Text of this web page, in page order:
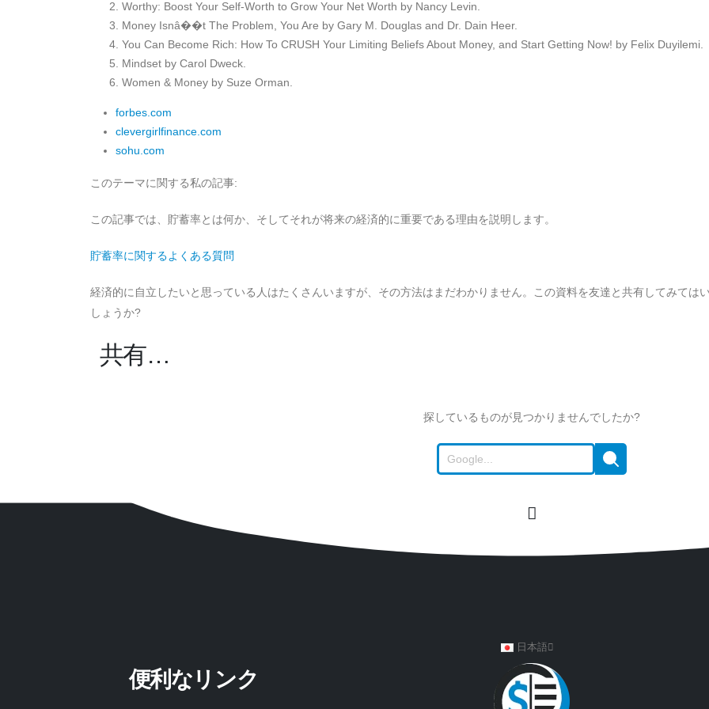
Worthy: Boost Your Self-Worth to Grow Your Net Worth by Nancy Levin.
Money Isnâ��t The Problem, You Are by Gary M. Douglas and Dr. Dain Heer.
You Can Become Rich: How To CRUSH Your Limiting Beliefs About Money, and Start Getting Now! by Felix Duyilemi.
Mindset by Carol Dweck.
Women & Money by Suze Orman.
forbes.com
clevergirlfinance.com
sohu.com
このテーマに関する私の記事:
この記事では、貯蓄率とは何か、そしてそれが将来の経済的に重要である理由を説明します。
貯蓄率に関するよくある質問
経済的に自立したいと思っている人はたくさんいますが、その方法はまだわかりません。この資料を友達と共有してみては
しょうか?
共有…
探しているものが見つかりませんでしたか?
日本語
便利なリンク